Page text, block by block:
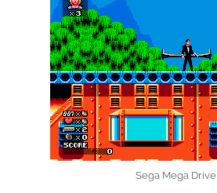
Sega Mega Drive